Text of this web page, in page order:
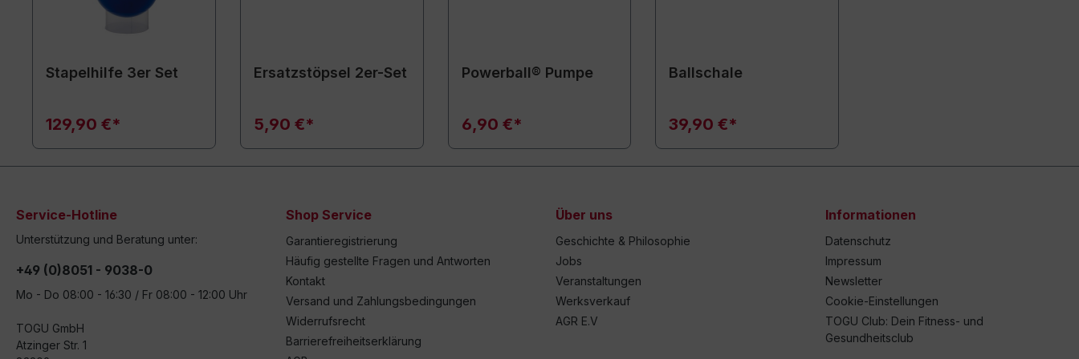
Stapelhilfe 3er Set
129,90 €*
Ersatzstöpsel 2er-Set
5,90 €*
Powerball® Pumpe
6,90 €*
Ballschale
39,90 €*
Service-Hotline
Unterstützung und Beratung unter:
+49 (0)8051 - 9038-0
Mo - Do 08:00 - 16:30 / Fr 08:00 - 12:00 Uhr
TOGU GmbH
Atzinger Str. 1
Shop Service
Garantieregistrierung
Häufig gestellte Fragen und Antworten
Kontakt
Versand und Zahlungsbedingungen
Widerrufsrecht
Barrierefreiheitserklärung
Über uns
Geschichte & Philosophie
Jobs
Veranstaltungen
Werksverkauf
AGR E.V
Informationen
Datenschutz
Impressum
Newsletter
Cookie-Einstellungen
TOGU Club: Dein Fitness- und
Gesundheitsclub